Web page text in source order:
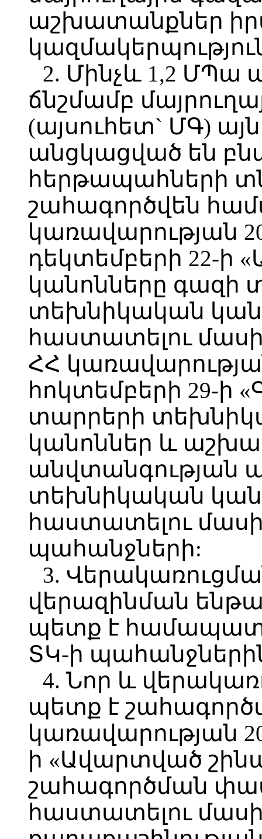
աշխատանքներ
2. Մինչև 1,2
ճնշմամբ
(այսուհետ` ՄԳ)
անցկացված են
հերթապահների
շահագործվեն
կառավարության
դեկտեմբերի 22-ի
կանոնները գազի
տեխնիկական
հաստատելու
ՀՀ
հոկտեմբերի 29-ի
տարրերի
կանոններ և
անվտանգության
տեխնիկական
հաստատելու
պահանջների:
3.
վերազինման
պետք է
ՏԿ-ի
4. Նոր և
պետք է
կառավարության
ի «Ավարտված
շահագործման
հաստատելու